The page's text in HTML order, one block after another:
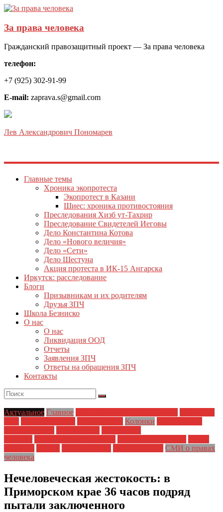
За права человека
Гражданский правозащитный проект — За права человека
телефон:
+7 (925) 302-91-99
E-mail: zaprava.s@gmail.com
Лев Александрович Пономарев
Главные темы
Хроника экопротеста
Экопротест в Казани
Шиес: хроника противостояния
Преследования Хизб ут-Тахрир
Преследование Свидетелей Иеговы
Дело Константина Котова
Дело «Нового величия»
Дело «Сети»
Дело Шестуна
Акция протеста в ИК-15 Ангарска
Иркутск: расследование
Блоги
Призывникам и их родителям
Друзья ЗПЧ
Школа Безниско
О нас
О нас
Ликвидация ООД
Отчеты
Заявления ЗПЧ
Ответы на обращения ЗПЧ
Контакты
Актуальное Главное
Колонки
СМИ о правах
человека
Нечеловеческая жестокость: в
Приморском крае 36 часов подряд
пытали заключенного